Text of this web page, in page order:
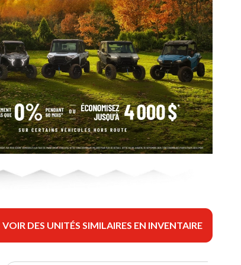
VOIR DES UNITÉS SIMILAIRES EN INVENTAIRE